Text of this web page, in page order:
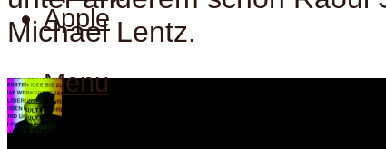
Apple
Menu
Michael Lentz.